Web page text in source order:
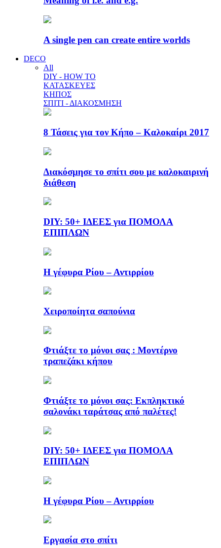
A single pen can create entire worlds
DECO
All
DIY - HOW TO
ΚΑΤΑΣΚΕΥΕΣ
ΚΗΠΟΣ
ΣΠΙΤΙ - ΔΙΑΚΟΣΜΗΣΗ
8 Τάσεις για τον Κήπο – Καλοκαίρι 2017
Διακόσμησε το σπίτι σου με καλοκαιρινή
διάθεση
DIY: 50+ ΙΔΕΕΣ για ΠΟΜΟΛΑ
ΕΠΙΠΛΩΝ
Η γέφυρα Ρίου – Αντιρρίου
Χειροποίητα σαπούνια
Φτιάξτε το μόνοι σας : Μοντέρνο
τραπεζάκι κήπου
Φτιάξτε το μόνοι σας: Εκπληκτικό
σαλονάκι ταράτσας από παλέτες!
DIY: 50+ ΙΔΕΕΣ για ΠΟΜΟΛΑ
ΕΠΙΠΛΩΝ
Η γέφυρα Ρίου – Αντιρρίου
Εργασία στο σπίτι